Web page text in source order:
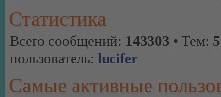
Статистика
Всего сообщений: 143303 • Тем:
пользователь: lucifer
Самые активные